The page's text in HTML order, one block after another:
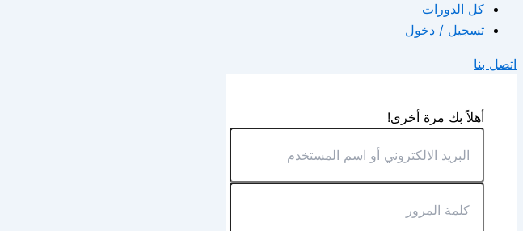
كل الدورات
تسجيل / دخول
اتصل بنا
أهلاً بك مرة أخرى!